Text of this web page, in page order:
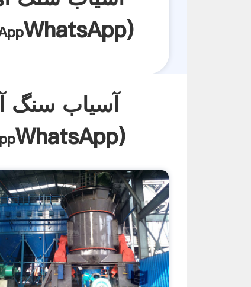
WhatsApp)
آسیاب سنگ
WhatsApp)